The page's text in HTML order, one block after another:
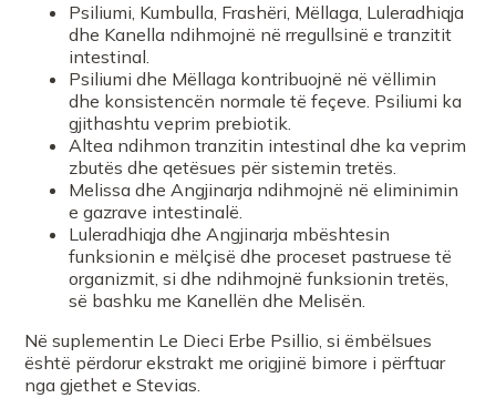
FARMACI SIBEL
FARMACI KLAUDIA
FARMACI ARLINDA TIRANE
Umano Felice SHPK
Farmaci SIDI
FARMACI PEKA TIRANE
Psiliumi, Kumbulla, Frashëri, Mëllaga, Luleradhiqja
dhe Kanella ndihmojnë në rregullsinë e tranzitit
intestinal.
Psiliumi dhe Mëllaga kontribuojnë në vëllimin
dhe konsistencën normale të feçeve. Psiliumi ka
gjithashtu veprim prebiotik.
Altea ndihmon tranzitin intestinal dhe ka veprim
zbutës dhe qetësues për sistemin tretës.
Melissa dhe Angjinarja ndihmojnë në eliminimin
e gazrave intestinalë.
Luleradhiqja dhe Angjinarja mbështesin
funksionin e mëlçisë dhe proceset pastruese të
organizmit, si dhe ndihmojnë funksionin tretës,
së bashku me Kanellën dhe Melisën.
Në suplementin Le Dieci Erbe Psillio, si ëmbëlsues
është përdorur ekstrakt me origjinë bimore i përftuar
nga gjethet e Stevias.